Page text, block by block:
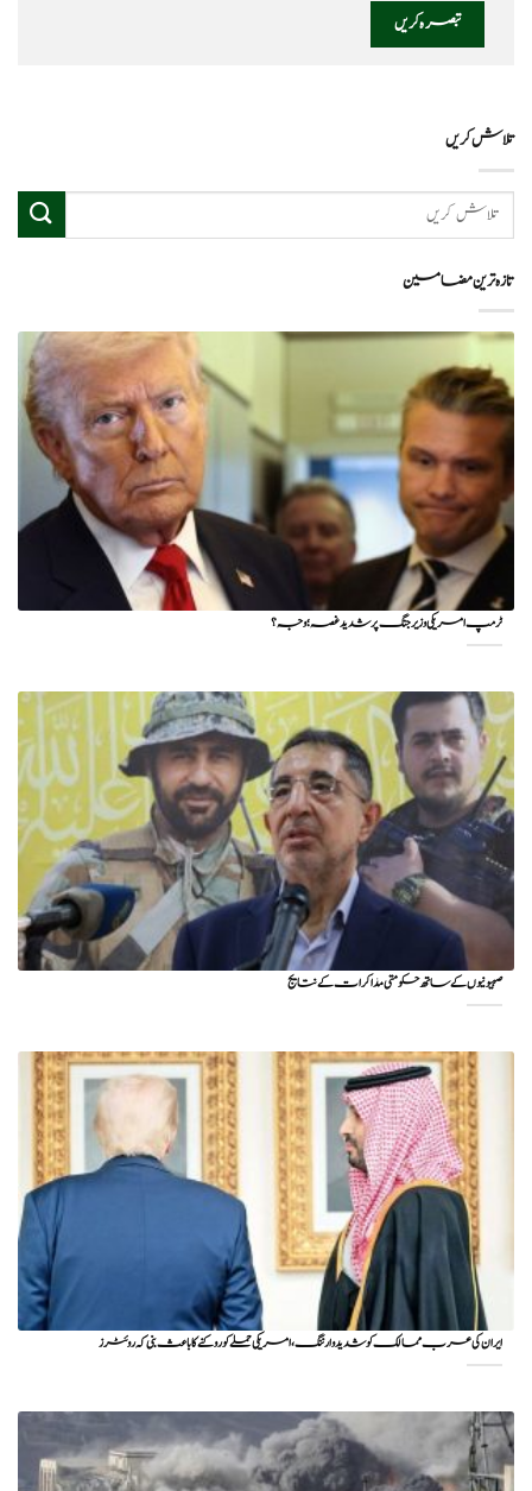
تلاش کریں
تازہ ترین مضامین
ٹرمپ امریکی وزیر جنگ پر شدید غصہ؛ وجہ ؟
صہیونیوں کے ساتھ حکومتی مذاکرات کے نتایج
ایران کی عرب ممالک کو شدید وارننگ، امریکی حملے کو روکنے کا باعث بنی کہ روئٹرز